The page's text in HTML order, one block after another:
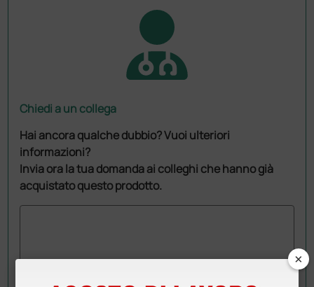
Chiedi a un collega
Hai ancora qualche dubbio? Vuoi ulteriori
informazioni?
Invia ora la tua domanda ai colleghi che hanno già
acquistato questo prodotto.
×